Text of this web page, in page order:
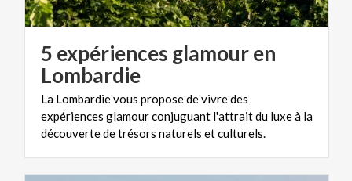
5 expériences glamour en
Lombardie
La Lombardie vous propose de vivre des
expériences glamour conjuguant l'attrait du luxe à la
découverte de trésors naturels et culturels.